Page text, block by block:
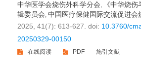
中华医学会烧伤外科学分会,
《中华烧
辑委员会, 中国医疗保健国际交流促进会
2025, 41(7): 613-627. doi: 10.3760/
20250329-00150
在线阅读 PDF 施引文献